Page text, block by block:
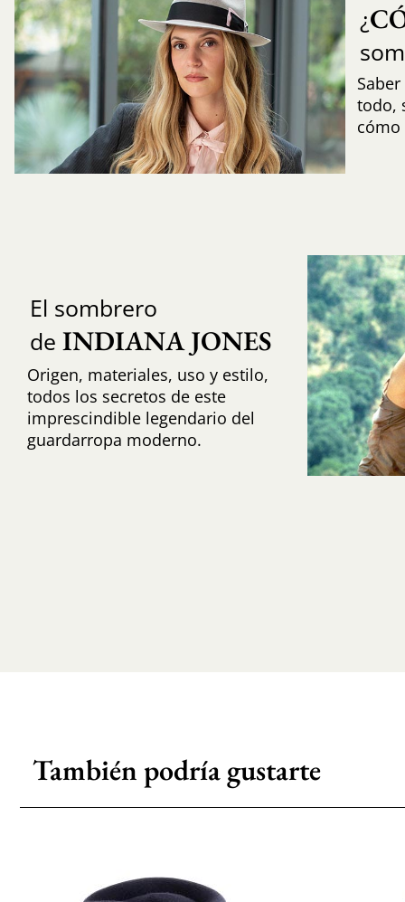
¿
todo,
cómo
El sombrero
de INDIANA JONES
Origen, materiales, uso y estilo,
todos los secretos de este
imprescindible legendario del
guardarropa moderno.
También podría gustarte